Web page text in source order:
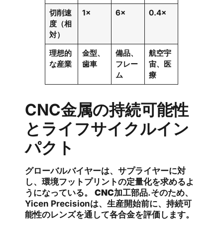
切削速
度（相
対）
1× 6× 0.4×
理想的
な産業
金型、
歯車
備品、
フレー
ム
航空宇
宙、医
療
CNC金属の持続可能性
とライフサイクルイン
パクト
グローバルバイヤーは、サプライヤーに対
し、環境フットプリントの定量化を求めるよ
うになっている。 CNC加工部品.そのため、
Yicen Precisionは、生産開始前に、持続可
能性のレンズを通して各合金を評価します。